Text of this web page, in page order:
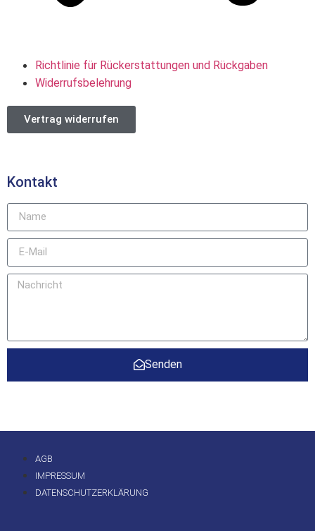
Richtlinie für Rückerstattungen und Rückgaben
Widerrufsbelehrung
Vertrag widerrufen
Kontakt
Senden
AGB
IMPRESSUM
DATENSCHUTZERKLÄRUNG